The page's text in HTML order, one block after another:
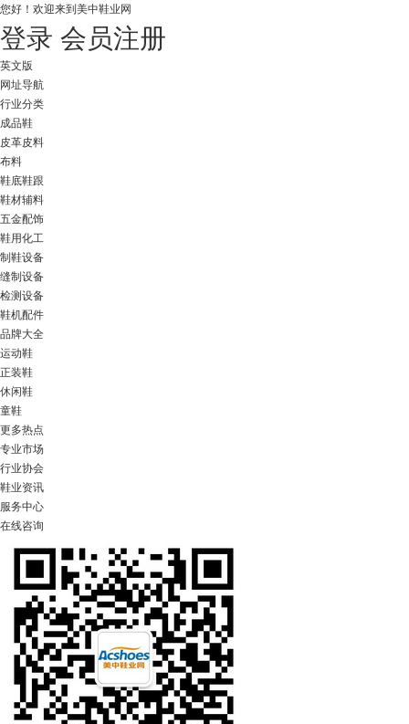
您好！ 欢迎来到美中鞋业网
登录 会员注册
英文版
网址导航
行业分类
成品鞋
皮革皮料
布料
鞋底鞋跟
鞋材辅料
五金配饰
鞋用化工
制鞋设备
缝制设备
检测设备
鞋机配件
品牌大全
运动鞋
正装鞋
休闲鞋
童鞋
更多热点
专业市场
行业协会
鞋业资讯
服务中心
在线咨询